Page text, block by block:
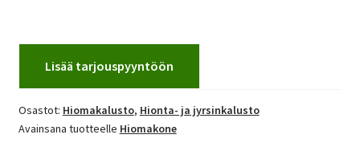
Lisää tarjouspyyntöön
Osastot: Hiomakalusto, Hionta- ja jyrsinkalusto
Avainsana tuotteelle Hiomakone